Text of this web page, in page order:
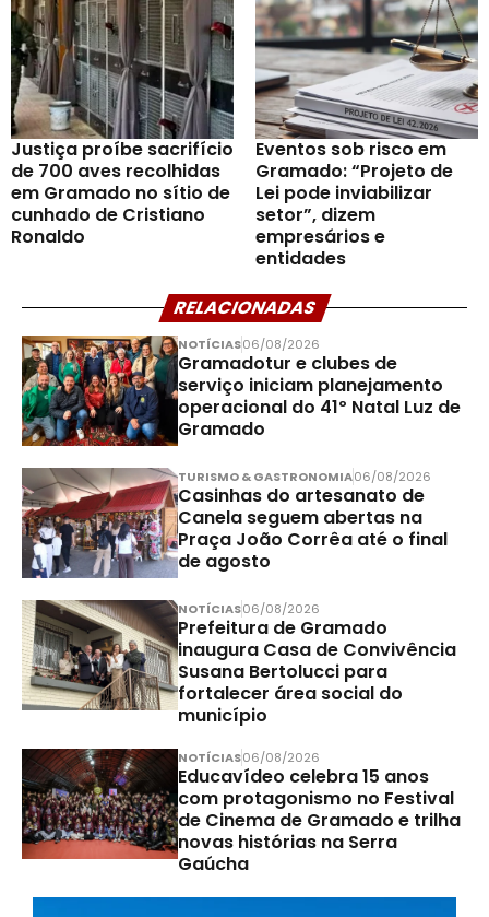
Justiça proíbe sacrifício
de 700 aves recolhidas
em Gramado no sítio de
cunhado de Cristiano
Ronaldo
Eventos sob risco em
Gramado: “Projeto de
Lei pode inviabilizar
setor”, dizem
empresários e
entidades
RELACIONADAS
NOTÍCIAS06/08/2026
Gramadotur e clubes de
serviço iniciam planejamento
operacional do 41º Natal Luz de
Gramado
TURISMO & GASTRONOMIA06/08/2026
Casinhas do artesanato de
Canela seguem abertas na
Praça João Corrêa até o final
de agosto
NOTÍCIAS06/08/2026
Prefeitura de Gramado
inaugura Casa de Convivência
Susana Bertolucci para
fortalecer área social do
município
NOTÍCIAS06/08/2026
Educavídeo celebra 15 anos
com protagonismo no Festival
de Cinema de Gramado e trilha
novas histórias na Serra
Gaúcha